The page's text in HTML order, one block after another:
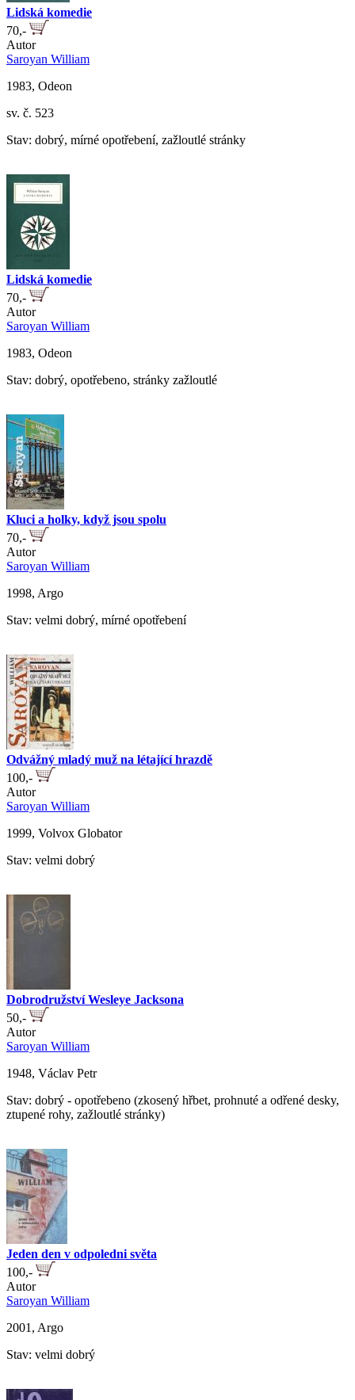
Lidská komedie
70,-
Autor
Saroyan William
1983, Odeon
sv. č. 523
Stav: dobrý, mírné opotřebení, zažloutlé stránky
Lidská komedie
70,-
Autor
Saroyan William
1983, Odeon
Stav: dobrý, opotřebeno, stránky zažloutlé
Kluci a holky, když jsou spolu
70,-
Autor
Saroyan William
1998, Argo
Stav: velmi dobrý, mírné opotřebení
Odvážný mladý muž na létající hrazdě
100,-
Autor
Saroyan William
1999, Volvox Globator
Stav: velmi dobrý
Dobrodružství Wesleye Jacksona
50,-
Autor
Saroyan William
1948, Václav Petr
Stav: dobrý - opotřebeno (zkosený hřbet, prohnuté a odřené desky,
ztupené rohy, zažloutlé stránky)
Jeden den v odpoledni světa
100,-
Autor
Saroyan William
2001, Argo
Stav: velmi dobrý